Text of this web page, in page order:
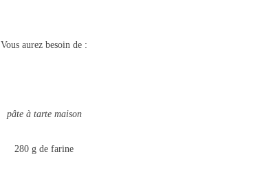
Vous aurez besoin de :
pâte à tarte maison
280 g de farine